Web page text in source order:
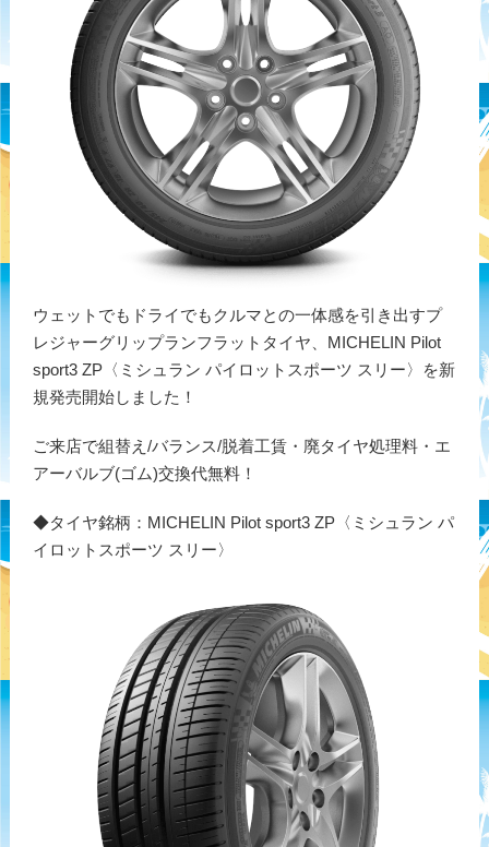
ウェットでもドライでもクルマとの一体感を引き出すプ
レジャーグリップランフラットタイヤ、MICHELIN Pilot
sport3 ZP〈ミシュラン パイロットスポーツ スリー〉を新
規発売開始しました！
ご来店で組替え/バランス/脱着工賃・廃タイヤ処理料・エ
アーバルブ(ゴム)交換代無料！
◆タイヤ銘柄：MICHELIN Pilot sport3 ZP〈ミシュラン パ
イロットスポーツ スリー〉